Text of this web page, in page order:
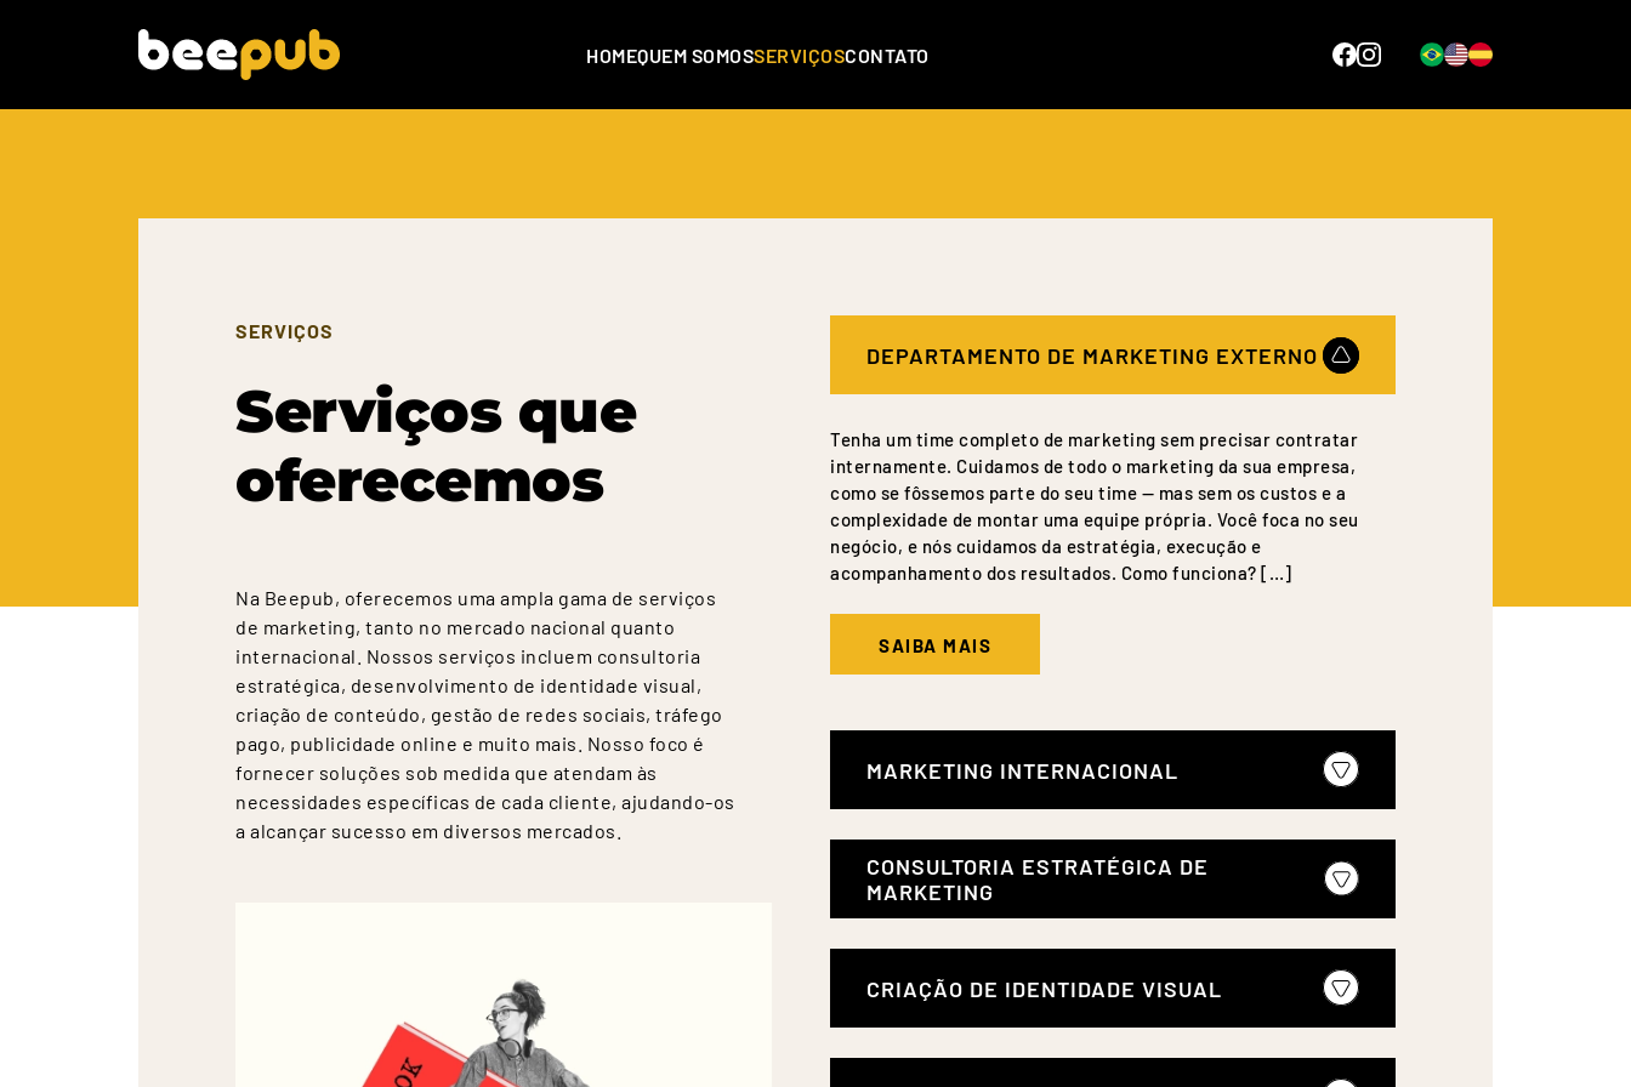
HOMEQUEM SOMOSSERVIÇOSCONTATO
SERVIÇOS
Serviços que
oferecemos
Na Beepub, oferecemos uma ampla gama de serviços
de marketing, tanto no mercado nacional quanto
internacional. Nossos serviços incluem consultoria
estratégica, desenvolvimento de identidade visual,
criação de conteúdo, gestão de redes sociais, tráfego
pago, publicidade online e muito mais. Nosso foco é
fornecer soluções sob medida que atendam às
necessidades específicas de cada cliente, ajudando-os
a alcançar sucesso em diversos mercados.
DEPARTAMENTO DE MARKETING EXTERNO
Tenha um time completo de marketing sem precisar contratar
internamente. Cuidamos de todo o marketing da sua empresa,
como se fôssemos parte do seu time — mas sem os custos e a
complexidade de montar uma equipe própria. Você foca no seu
negócio, e nós cuidamos da estratégia, execução e
acompanhamento dos resultados. Como funciona? […]
SAIBA MAIS
MARKETING INTERNACIONAL
Expanda seus negócios para o mercado global. Oferecemos
serviços completos de Marketing Internacional, ajudando sua
empresa a navegar pelos desafios e oportunidades de um
SAIBA MAIS
CONSULTORIA ESTRATÉGICA DE
MARKETING
Analisamos o cenário atual do cliente, identificamos
CRIAÇÃO DE IDENTIDADE VISUAL